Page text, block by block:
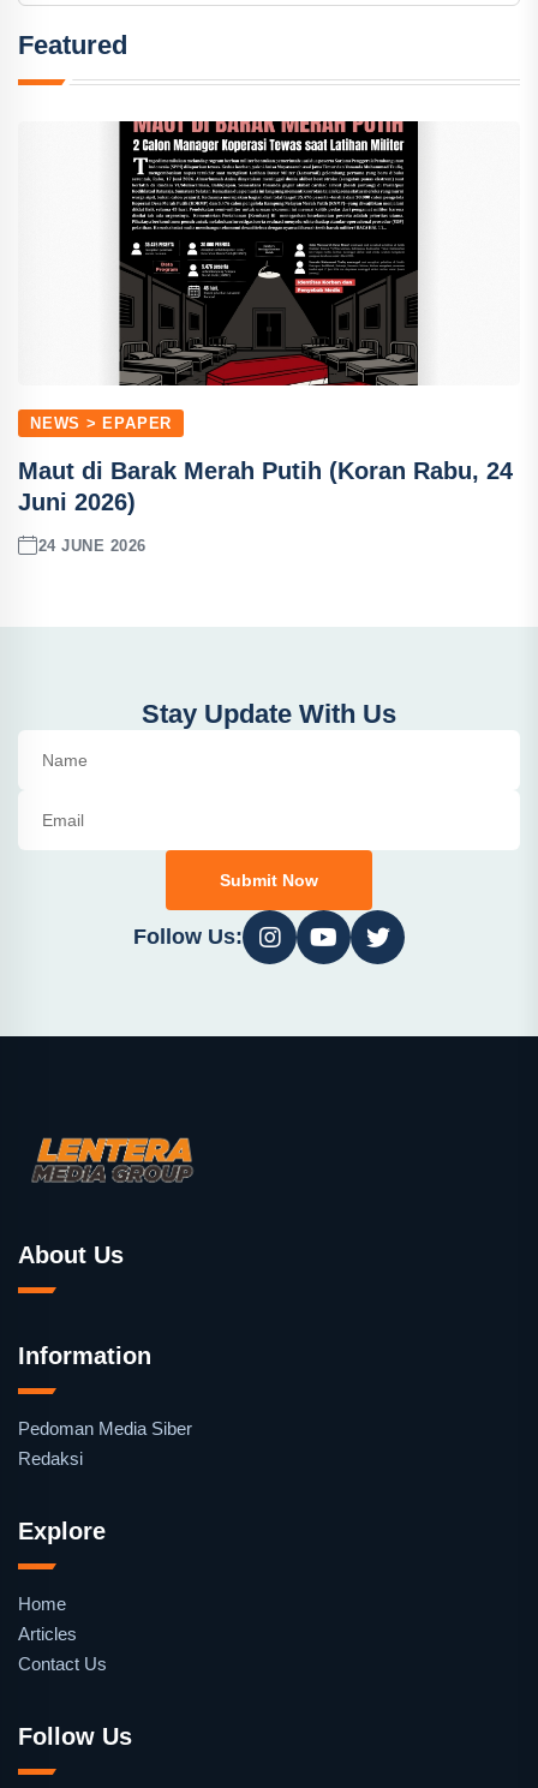
Featured
NEWS > EPAPER
Maut di Barak Merah Putih (Koran Rabu, 24
Juni 2026)
24 JUNE 2026
Stay Update With Us
Submit Now
Follow Us:
About Us
Information
Pedoman Media Siber
Redaksi
Explore
Home
Articles
Contact Us
Follow Us